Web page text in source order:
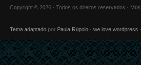
Copyright © 2026 · Todos os direitos reservados ·
Tema adaptado por Paula Rúpolo · we love wordpress ·